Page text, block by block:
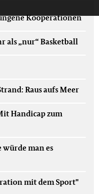
Kooperationen
als „nur“ Basketball
Raus aufs Meer
Handicap zum
man es
mit dem Sport"